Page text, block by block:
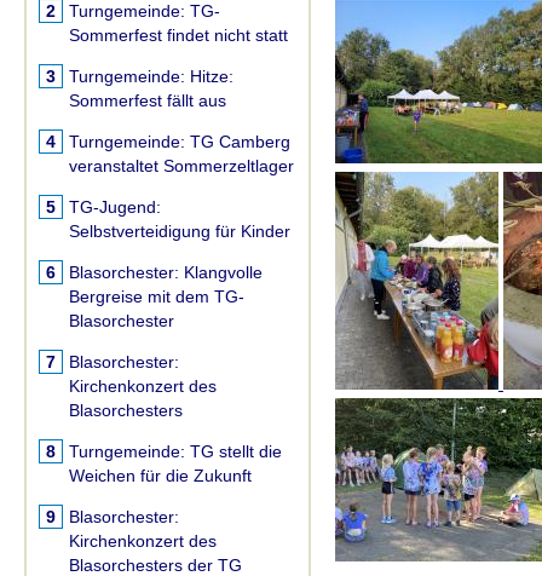
2 Turngemeinde: TG-
Sommerfest findet nicht statt
3 Turngemeinde: Hitze:
Sommerfest fällt aus
4 Turngemeinde: TG Camberg
veranstaltet Sommerzeltlager
5
TG-Jugend:
Selbstverteidigung für Kinder
6 Blasorchester: Klangvolle
Bergreise mit dem TG-
Blasorchester
7
Blasorchester:
Kirchenkonzert des
Blasorchesters
8 Turngemeinde: TG stellt die
Weichen für die Zukunft
9
Blasorchester:
Kirchenkonzert des
Blasorchesters der TG